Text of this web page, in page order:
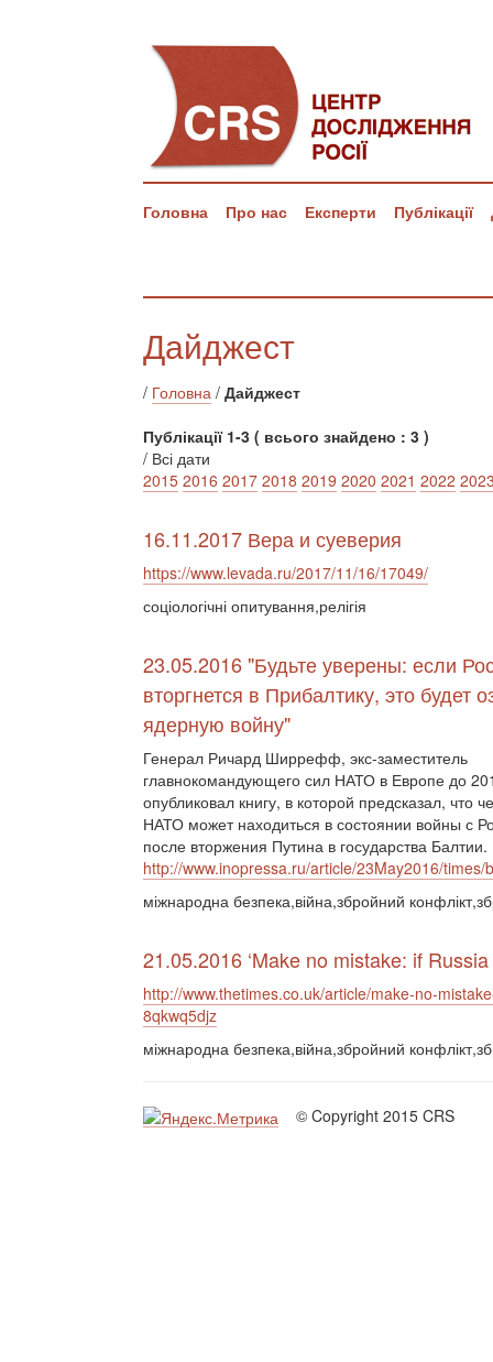
Головна Про нас Експерти Публікації
Дайджест
/ Головна / Дайджест
Публікації 1-3 ( всього знайдено : 3 )
/ Всі дати
2015 2016 2017 2018 2019 2020 2021 2022
16.11.2017 Вера и суеверия
https://www.levada.ru/2017/11/16/17049/
соціологічні опитування,релігія
23.05.2016 "Будьте уверены: если
вторгнется в Прибалтику, это будет
ядерную войну"
Генерал Ричард Ширрефф, экс-заместитель
главнокомандующего сил НАТО в Европе до
опубликовал книгу, в которой предсказал, что
НАТО может находиться в состоянии войны с
после вторжения Путина в государства Балтии.
http://www.inopressa.ru/article/23May2016/times/
міжнародна безпека,війна,збройний
21.05.2016 ‘Make no mistake: if
http://www.thetimes.co.uk/article/make-no-
8qkwq5djz
міжнародна безпека,війна,збройний
© Copyright 2015 CRS